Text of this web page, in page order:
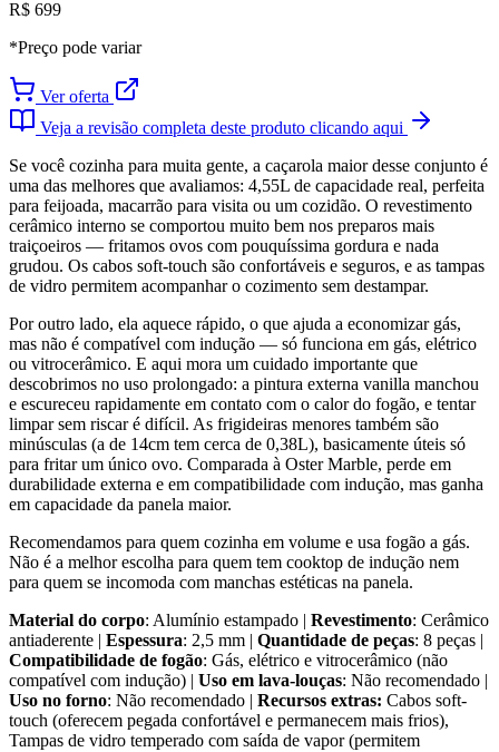
R$ 699
*Preço pode variar
Ver oferta
Veja a revisão completa deste produto clicando aqui
Se você cozinha para muita gente, a caçarola maior desse conjunto é
uma das melhores que avaliamos: 4,55L de capacidade real, perfeita
para feijoada, macarrão para visita ou um cozidão. O revestimento
cerâmico interno se comportou muito bem nos preparos mais
traiçoeiros — fritamos ovos com pouquíssima gordura e nada
grudou. Os cabos soft-touch são confortáveis e seguros, e as tampas
de vidro permitem acompanhar o cozimento sem destampar.
Por outro lado, ela aquece rápido, o que ajuda a economizar gás,
mas não é compatível com indução — só funciona em gás, elétrico
ou vitrocerâmico. E aqui mora um cuidado importante que
descobrimos no uso prolongado: a pintura externa vanilla manchou
e escureceu rapidamente em contato com o calor do fogão, e tentar
limpar sem riscar é difícil. As frigideiras menores também são
minúsculas (a de 14cm tem cerca de 0,38L), basicamente úteis só
para fritar um único ovo. Comparada à Oster Marble, perde em
durabilidade externa e em compatibilidade com indução, mas ganha
em capacidade da panela maior.
Recomendamos para quem cozinha em volume e usa fogão a gás.
Não é a melhor escolha para quem tem cooktop de indução nem
para quem se incomoda com manchas estéticas na panela.
Material do corpo: Alumínio estampado | Revestimento: Cerâmico
antiaderente | Espessura: 2,5 mm | Quantidade de peças: 8 peças |
Compatibilidade de fogão: Gás, elétrico e vitrocerâmico (não
compatível com indução) | Uso em lava-louças: Não recomendado |
Uso no forno: Não recomendado | Recursos extras: Cabos soft-
touch (oferecem pegada confortável e permanecem mais frios),
Tampas de vidro temperado com saída de vapor (permitem